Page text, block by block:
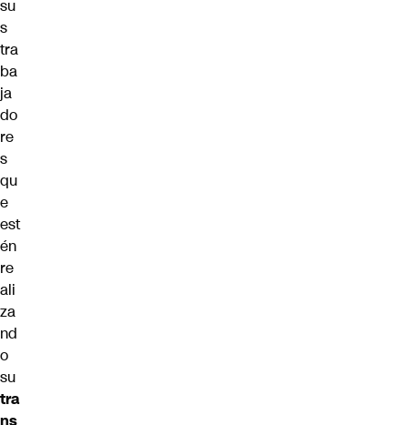
su
s
tra
ba
ja
do
re
s
qu
e
est
én
re
ali
za
nd
o
su
tra
ns